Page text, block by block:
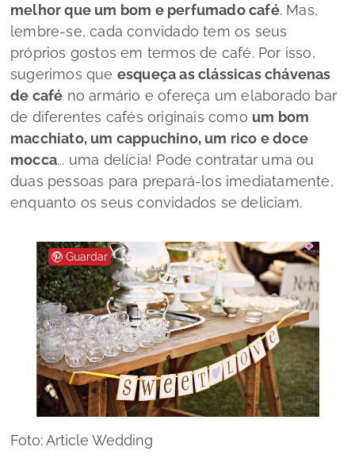
melhor que um bom e perfumado café. Mas,
lembre-se, cada convidado tem os seus
próprios gostos em termos de café. Por isso,
sugerimos que esqueça as clássicas chávenas
de café no armário eofereça um elaborado bar
de diferentes cafés originais como um bom
macchiato, um cappuchino, um rico e doce
mocca... uma delícia! Pode contratar uma ou
duas pessoas para prepará-los imediatamente,
enquanto os seus convidados se deliciam.
Guardar
Foto: Article Wedding